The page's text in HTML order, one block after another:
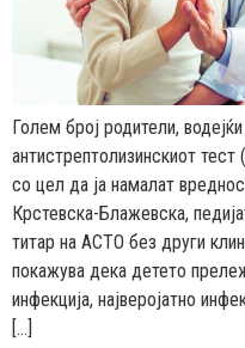
Голем број родители,
антистрептолизинскиот
со цел да ја намалат
Крстевска-Блажевска,
титар на АСТО без други
покажува дека детето
инфекција, најверојатно
[…]